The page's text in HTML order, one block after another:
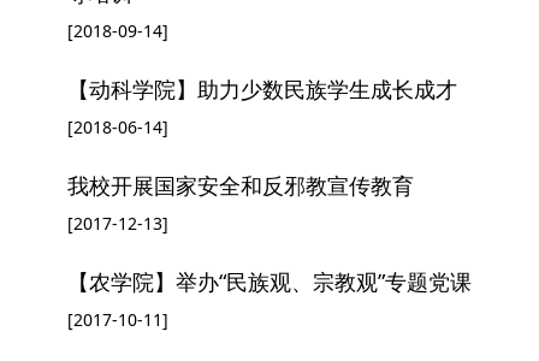
[2018-09-14]
【动科学院】助力少数民族学生成长成才
[2018-06-14]
我校开展国家安全和反邪教宣传教育
[2017-12-13]
【农学院】举办“民族观、宗教观”专题党课
[2017-10-11]